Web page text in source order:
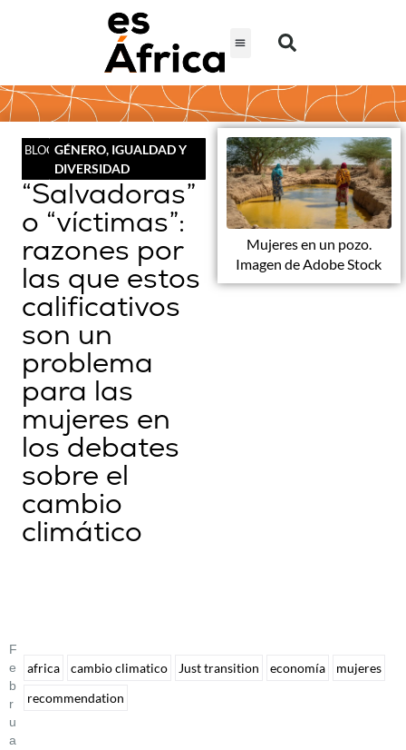
BLOGGÉNERO, IGUALDAD Y
DIVERSIDAD
“Salvadoras”
o “víctimas”:
razones por
las que estos
calificativos
son un
problema
para las
mujeres en
los debates
sobre el
cambio
climático
Mujeres en un pozo.
Imagen de Adobe Stock
F
E
B
R
U
A
africa cambio climatico Just transition economía
mujeres
recommendation